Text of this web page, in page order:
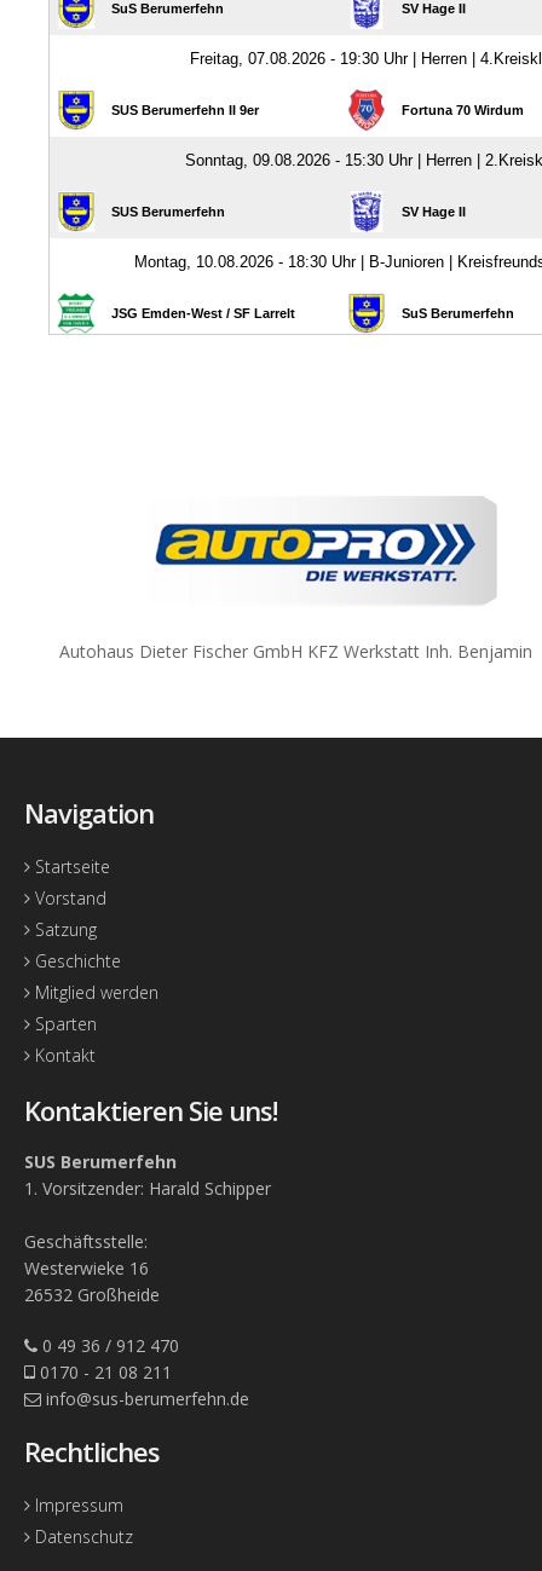
Autohaus Dieter Fischer GmbH KFZ Werkstatt Inh. Benjamin
Navigation
Startseite
Vorstand
Satzung
Geschichte
Mitglied werden
Sparten
Kontakt
Kontaktieren Sie uns!
SUS Berumerfehn
1. Vorsitzender: Harald Schipper
Geschäftsstelle:
Westerwieke 16
26532 Großheide
0 49 36 / 912 470
0170 - 21 08 211
info@sus-berumerfehn.de
Rechtliches
Impressum
Datenschutz